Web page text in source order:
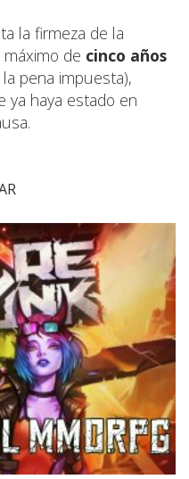
la firmeza de la
de cinco años
pena impuesta),
ya haya estado en